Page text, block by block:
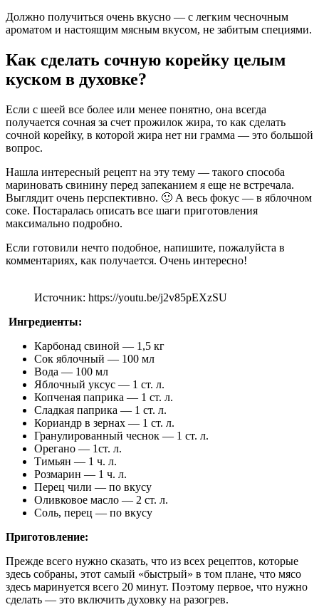
Должно получиться очень вкусно — с легким чесночным
ароматом и настоящим мясным вкусом, не забитым специями.
Как сделать сочную корейку целым
куском в духовке?
Если с шеей все более или менее понятно, она всегда
получается сочная за счет прожилок жира, то как сделать
сочной корейку, в которой жира нет ни грамма — это большой
вопрос.
Нашла интересный рецепт на эту тему — такого способа
мариновать свинину перед запеканием я еще не встречала.
Выглядит очень перспективно. 🙂 А весь фокус — в яблочном
соке. Постаралась описать все шаги приготовления
максимально подробно.
Если готовили нечто подобное, напишите, пожалуйста в
комментариях, как получается. Очень интересно!
Источник: https://youtu.be/j2v85pEXzSU
Ингредиенты:
Карбонад свиной — 1,5 кг
Сок яблочный — 100 мл
Вода — 100 мл
Яблочный уксус — 1 ст. л.
Копченая паприка — 1 ст. л.
Сладкая паприка — 1 ст. л.
Кориандр в зернах — 1 ст. л.
Гранулированный чеснок — 1 ст. л.
Орегано — 1ст. л.
Тимьян — 1 ч. л.
Розмарин — 1 ч. л.
Перец чили — по вкусу
Оливковое масло — 2 ст. л.
Соль, перец — по вкусу
Приготовление:
Прежде всего нужно сказать, что из всех рецептов, которые
здесь собраны, этот самый «быстрый» в том плане, что мясо
здесь маринуется всего 20 минут. Поэтому первое, что нужно
сделать — это включить духовку на разогрев.